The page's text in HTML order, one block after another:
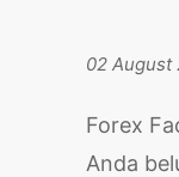
02 August
Forex
Anda